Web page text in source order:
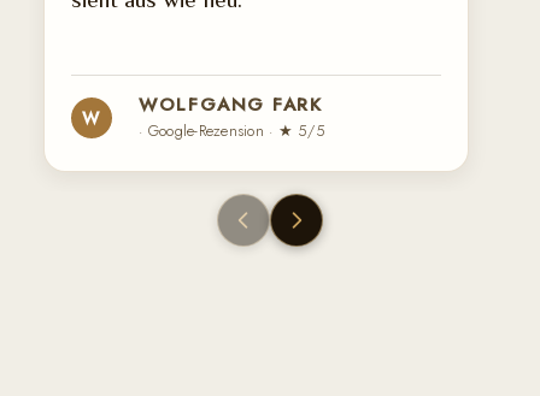
W WOLFGANG FARK
· Google-Rezension · ★ 5/5